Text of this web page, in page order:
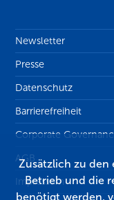
Newsletter
Presse
Datenschutz
Barrierefreiheit
Corporate
AGB
Impressum
Zusätzlich zu den
Betrieb und die
benötigt werden,